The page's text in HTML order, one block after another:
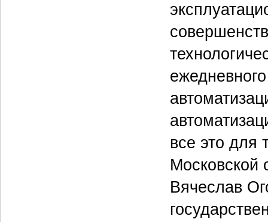
все это для
Московской
Вячеслав